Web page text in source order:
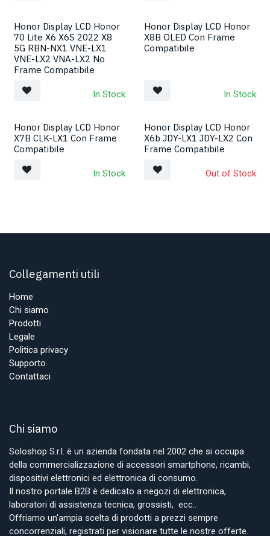
Honor Display LCD Honor
70 Lite X6 X6S 2022 X8
5G RBN-NX1 VNE-LX1
VNE-LX2 VNA-LX2 No
Frame Compatibile
In Stock
Honor Display LCD Honor
X8B OLED Con Frame
Compatibile
In Stock
Honor Display LCD Honor
X7B CLK-LX1 Con Frame
Compatibile
In Stock
Honor Display LCD Honor
X6b JDY-LX1 JDY-LX2 Con
Frame Compatibile
Out of Stock
Collegamenti utili
Home
Chi siamo
Prodotti
Legale
Politica privacy
Supporto
Contattaci
Chi siamo
Soloshop S.r.l. è un azienda fondata nel 2002 che si occupa
della commercializzazione di accessori smartphone, ricambi,
dispositivi elettronici ed elettronica di consumo.
Il nostro portale B2B è dedicato a negozi di elettronica,
laboratori di assistenza tecnica, grossisti, ecc..
Offriamo un'ampia scelta di prodotti a prezzi sempre
concorrenziali, registrati per visionare tutte le nostre offerte.